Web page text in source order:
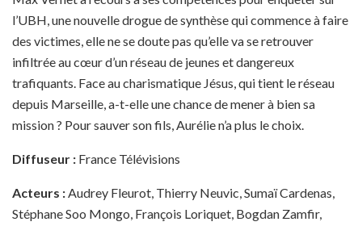
l’UBH, une nouvelle drogue de synthèse qui commence à faire
des victimes, elle ne se doute pas qu’elle va se retrouver
infiltrée au cœur d’un réseau de jeunes et dangereux
trafiquants. Face au charismatique Jésus, qui tient le réseau
depuis Marseille, a-t-elle une chance de mener à bien sa
mission ? Pour sauver son fils, Aurélie n’a plus le choix.
Diffuseur : France Télévisions
Acteurs :Audrey Fleurot, Thierry Neuvic, Sumaï Cardenas,
Stéphane Soo Mongo, François Loriquet, Bogdan Zamfir,